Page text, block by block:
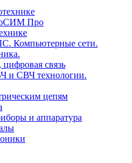
Про
Компьютерные сети.
связь
и СВЧ технологии.
цепям
и аппаратура